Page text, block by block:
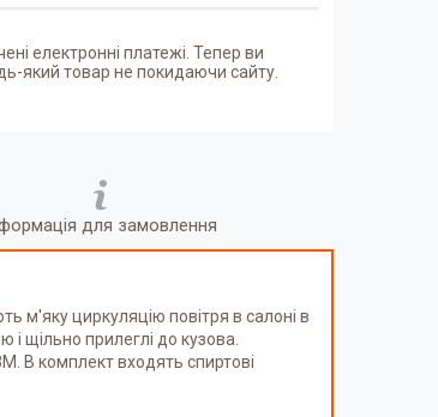
електронні платежі. Тепер ви
який товар не покидаючи сайту.
для замовлення
м'яку циркуляцію повітря в салоні в
щільно прилеглі до кузова.
В комплект входять спиртові